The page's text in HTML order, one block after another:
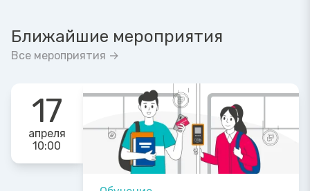
Ближайшие мероприятия
Все мероприятия →
17
апреля
10:00